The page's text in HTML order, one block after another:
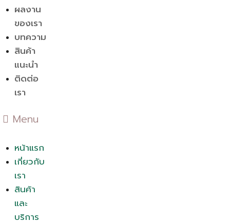
ผลงาน
ของเรา
บทความ
สินค้า
แนะนำ
ติดต่อ
เรา
Menu
หน้าแรก
เกี่ยวกับ
เรา
สินค้า
และ
บริการ